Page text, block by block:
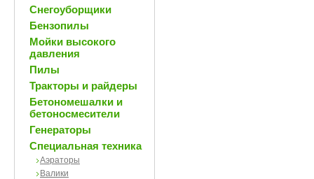
Снегоуборщики
Бензопилы
Мойки высокого
давления
Пилы
Тракторы и райдеры
Бетономешалки и
бетоносмесители
Генераторы
Специальная техника
Аэраторы
Валики